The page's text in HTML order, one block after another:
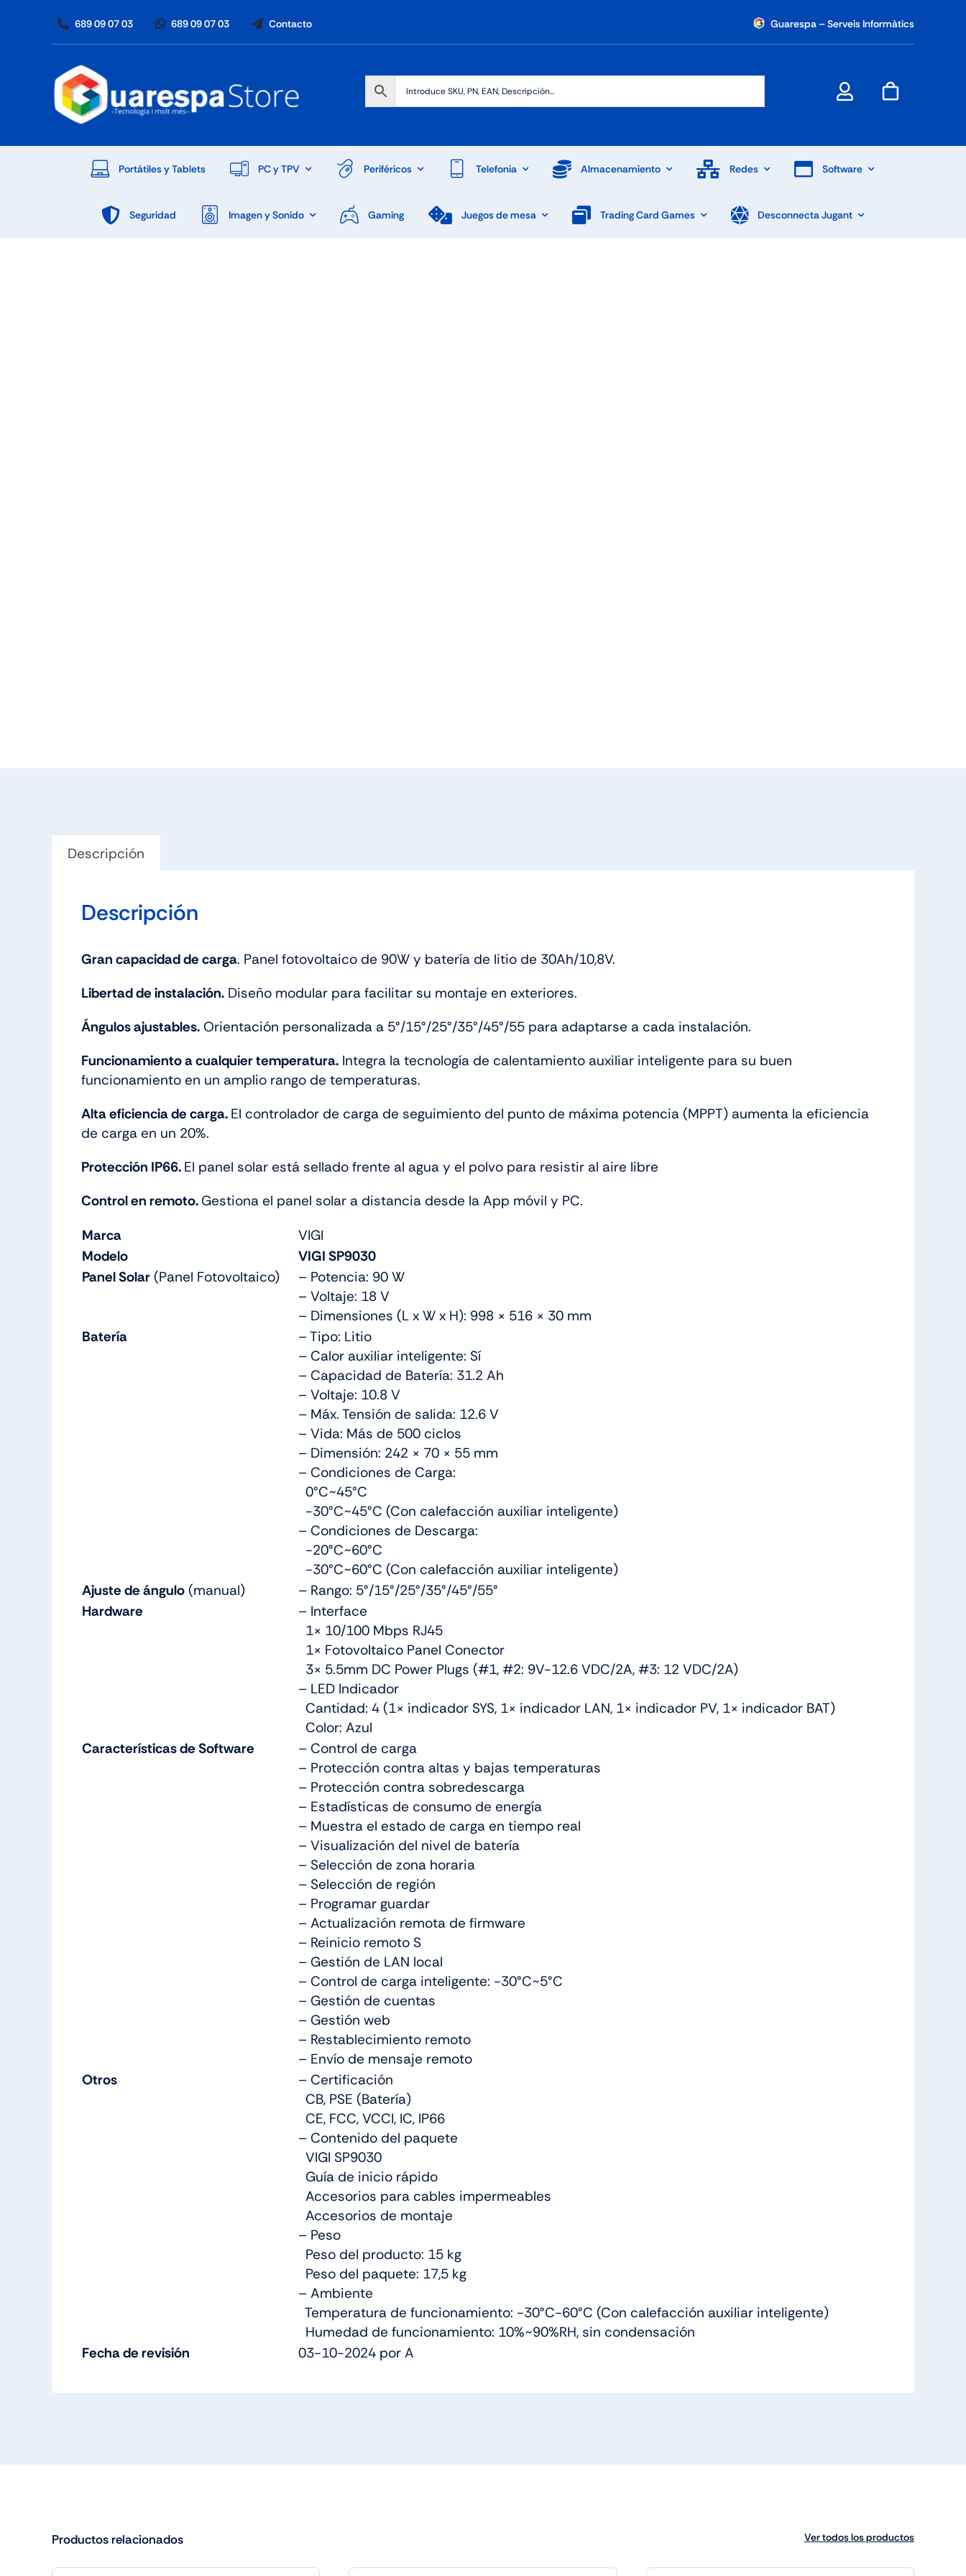
689 09 07 03 689 09 07 03 Contacto Guarespa – Serveis Informàtics
Portátiles y Tablets PC y TPV Periféricos Telefonia Almacenamiento Redes Software
Seguridad Imagen y Sonido Gaming Juegos de mesa Trading Card Games Desconnecta Jugant
Descripción
Descripción
Gran capacidad de carga. Panel fotovoltaico de 90W y batería de litio de 30Ah/10,8V.
Libertad de instalación.Diseño modular para facilitar su montaje en exteriores.
Ángulos ajustables.Orientación personalizada a 5°/15°/25°/35°/45°/55 para adaptarse a cada instalación.
Funcionamiento a cualquier temperatura.Integra la tecnología de calentamiento auxiliar inteligente para su buen
funcionamiento en un amplio rango de temperaturas.
Alta eficiencia de carga. El controlador de carga de seguimiento del punto de máxima potencia (MPPT) aumenta la eficiencia
de carga en un 20%.
Protección IP66. El panel solar está sellado frente al agua y el polvo para resistir al aire libre
Control en remoto. Gestiona el panel solar a distancia desde la App móvil y PC.
Marca
VIGI
Modelo
VIGI SP9030
Panel Solar(Panel Fotovoltaico)
– Potencia: 90 W
– Voltaje: 18 V
– Dimensiones (L x W x H): 998 × 516 × 30 mm
Batería
– Tipo: Litio
– Calor auxiliar inteligente: Sí
– Capacidad de Batería: 31.2 Ah
– Voltaje: 10.8 V
– Máx. Tensión de salida: 12.6 V
– Vida: Más de 500 ciclos
– Dimensión: 242 × 70 × 55 mm
– Condiciones de Carga:
0°C~45°C
-30°C~45°C (Con calefacción auxiliar inteligente)
– Condiciones de Descarga:
-20°C~60°C
-30°C~60°C (Con calefacción auxiliar inteligente)
Ajuste de ángulo(manual)
– Rango: 5°/15°/25°/35°/45°/55°
Hardware
– Interface
1× 10/100 Mbps RJ45
1× Fotovoltaico Panel Conector
3× 5.5mm DC Power Plugs (#1, #2: 9V-12.6 VDC/2A, #3: 12 VDC/2A)
– LED Indicador
Cantidad: 4 (1× indicador SYS, 1× indicador LAN, 1× indicador PV, 1× indicador BAT)
Color: Azul
Características de Software
– Control de carga
– Protección contra altas y bajas temperaturas
– Protección contra sobredescarga
– Estadísticas de consumo de energía
– Muestra el estado de carga en tiempo real
– Visualización del nivel de batería
– Selección de zona horaria
– Selección de región
– Programar guardar
– Actualización remota de firmware
– Reinicio remoto S
– Gestión de LAN local
– Control de carga inteligente: -30°C~5°C
– Gestión de cuentas
– Gestión web
– Restablecimiento remoto
– Envío de mensaje remoto
Otros
– Certificación
CB, PSE (Batería)
CE, FCC, VCCI, IC, IP66
– Contenido del paquete
VIGI SP9030
Guía de inicio rápido
Accesorios para cables impermeables
Accesorios de montaje
– Peso
Peso del producto: 15 kg
Peso del paquete: 17,5 kg
– Ambiente
Temperatura de funcionamiento: -30°C-60°C (Con calefacción auxiliar inteligente)
Humedad de funcionamiento: 10%~90%RH, sin condensación
Fecha de revisión
03-10-2024 por A
Productos relacionados Ver todos los productos